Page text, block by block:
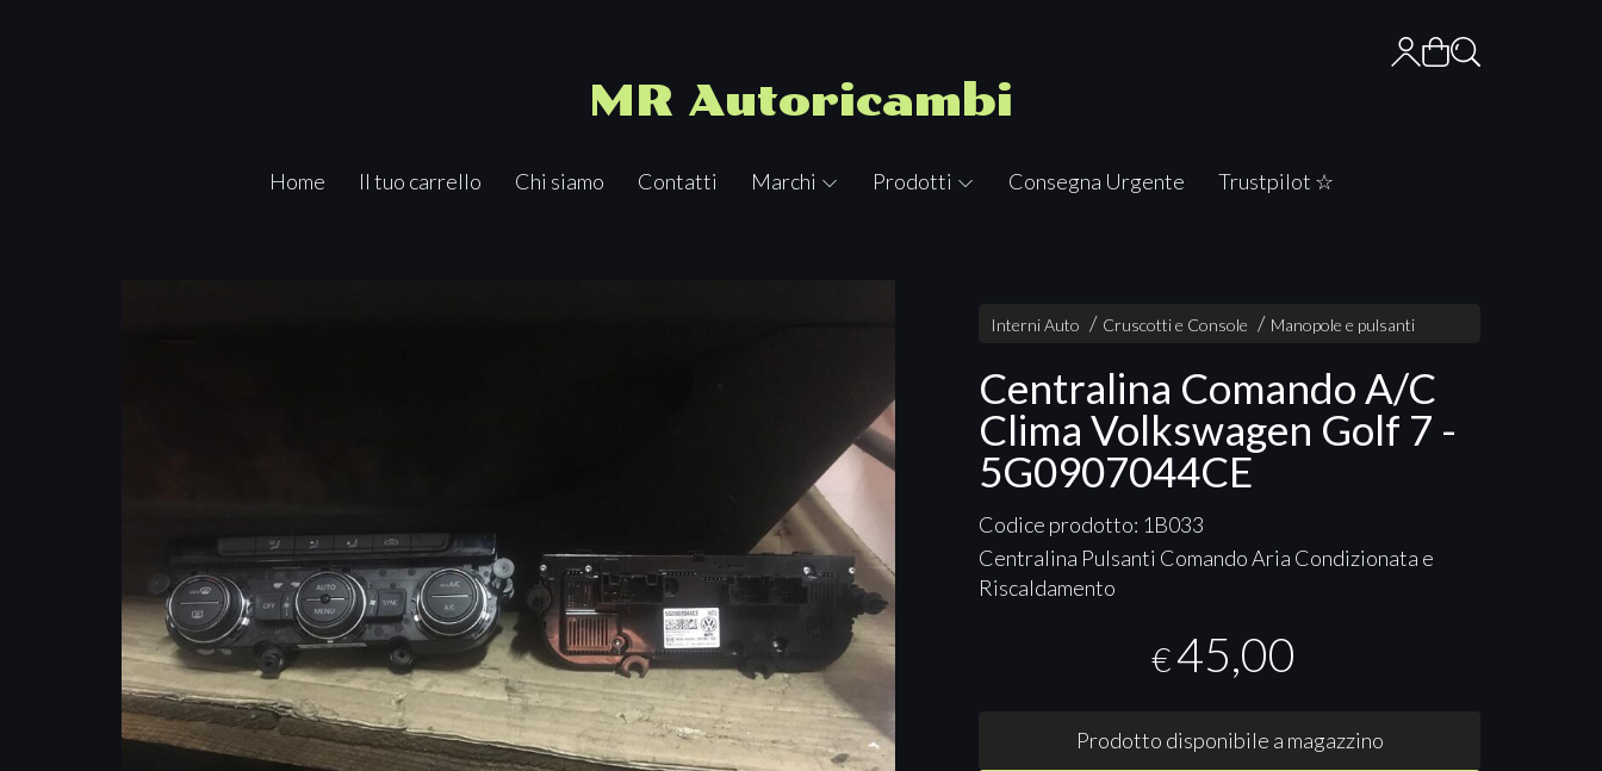
MR Autoricambi
Home Il tuo carrello Chi siamo Contatti Marchi Prodotti Consegna Urgente Trustpilot ☆
Interni Auto Cruscotti e Console Manopole e pulsanti
Centralina Comando A/C
Clima Volkswagen Golf 7 -
5G0907044CE
Codice prodotto: 1B033
Centralina Pulsanti Comando Aria Condizionata e
Riscaldamento
€45,00
Prodotto disponibile a magazzino